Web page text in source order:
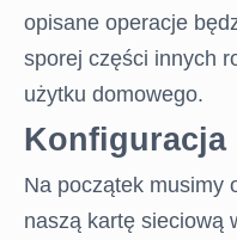
opisane operacje
sporej części innych
użytku domowego.
Konfiguracja
Na początek musimy
naszą kartę sieciową